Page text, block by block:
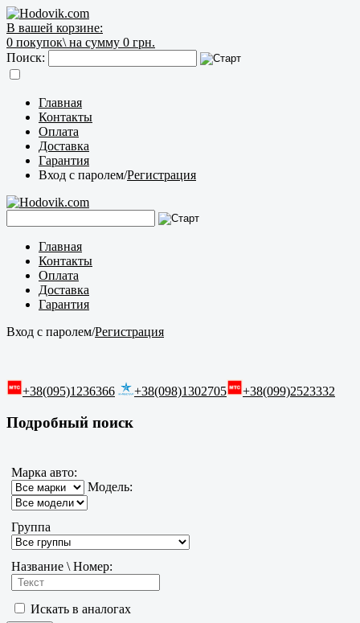
В вашей корзине:
0 покупок\ на сумму 0 грн.
Поиск:
Главная
Контакты
Оплата
Доставка
Гарантия
Вход с паролем/Регистрация
Главная
Контакты
Оплата
Доставка
Гарантия
Вход с паролем/Регистрация
+38(095)1236366 +38(098)1302705 +38(099)2523332
Подробный поиск
Марка авто:
Модель:
Группа
Название \ Номер:
Искать в аналогах